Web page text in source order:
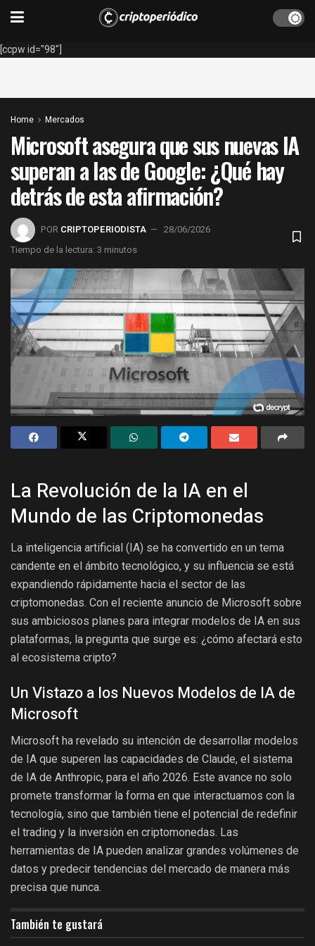
[ccpw id="98"]
Home Mercados
Microsoft asegura que sus nuevas IA
superan a las de Google: ¿Qué hay
detrás de esta afirmación?
POR CRIPTOPERIODISTA
28/06/2026
Tiempo de la lectura: 3 minutos
La Revolución de la IA en el
Mundo de las Criptomonedas
La inteligencia artificial (IA) se ha convertido en un tema
candente en el ámbito tecnológico, y su influencia se está
expandiendo rápidamente hacia el sector de las
criptomonedas. Con el reciente anuncio de Microsoft sobre
sus ambiciosos planes para integrar modelos de IA en sus
plataformas, la pregunta que surge es: ¿cómo afectará esto
al ecosistema cripto?
Un Vistazo a los Nuevos Modelos de IA de
Microsoft
Microsoft ha revelado su intención de desarrollar modelos
de IA que superen las capacidades de Claude, el sistema
de IA de Anthropic, para el año 2026. Este avance no solo
promete transformar la forma en que interactuamos con la
tecnología, sino que también tiene el potencial de redefinir
el trading y la inversión en criptomonedas. Las
herramientas de IA pueden analizar grandes volúmenes de
datos y predecir tendencias del mercado de manera más
precisa que nunca.
También te gustará